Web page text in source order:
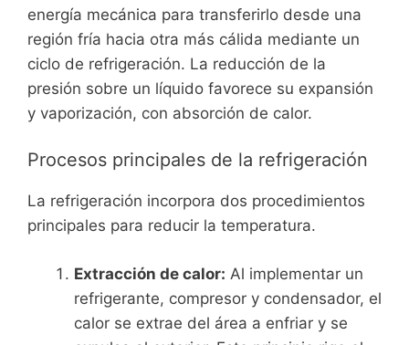
energía mecánica para transferirlo desde una
región fría hacia otra más cálida mediante un
ciclo de refrigeración. La reducción de la
presión sobre un líquido favorece su expansión
y vaporización, con absorción de calor.
Procesos principales de la refrigeración
La refrigeración incorpora dos procedimientos
principales para reducir la temperatura.
Extracción de calor: Al implementar un
refrigerante, compresor y condensador, el
calor se extrae del área a enfriar y se